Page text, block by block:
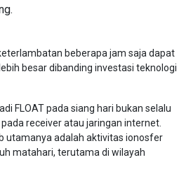
beberapa jam saja dapat
besar dibanding investasi teknologi
FLOAT pada siang hari bukan selalu
receiver atau jaringan internet.
utamanya adalah aktivitas ionosfer
matahari, terutama di wilayah